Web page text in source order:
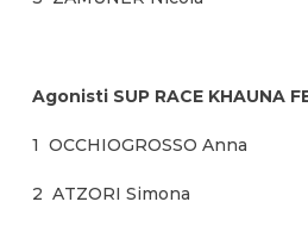
Agonisti SUP RACE KHAUNA
1 OCCHIOGROSSO Anna
2 ATZORI Simona